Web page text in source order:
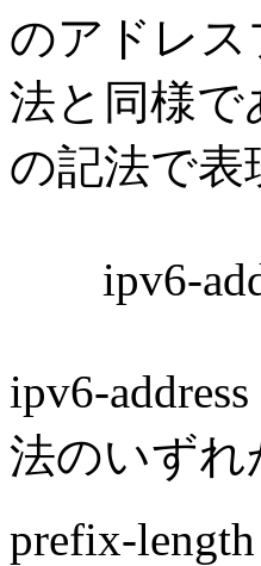
のアドレス
法と同様で
の記法で表
ipv6-
ipv6-address
法のいずれ
prefix-